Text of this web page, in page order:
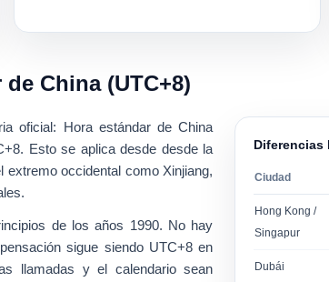
China (UTC+8)
oficial: Hora estándar de China
Esto se aplica desde desde la
extremo occidental como Xinjiang,
de los años 1990. No hay
sigue siendo UTC+8 en
llamadas y el calendario sean
Diferencias
Ciudad
Hong Kong /
Singapur
Dubái